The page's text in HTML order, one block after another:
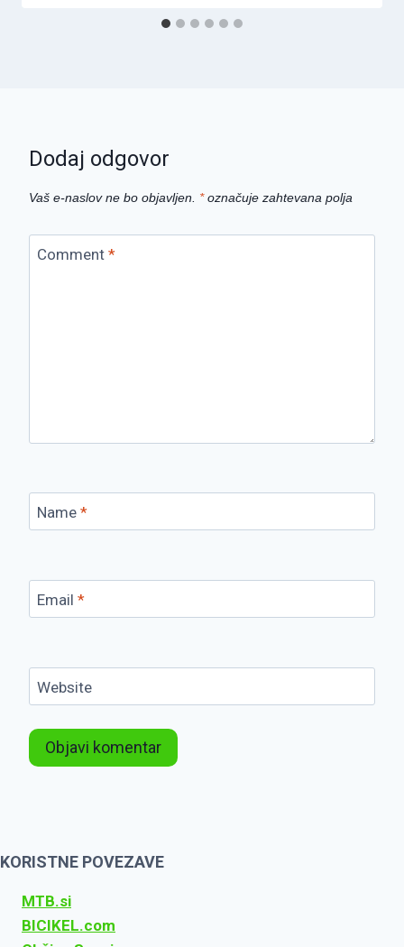
Dodaj odgovor
Vaš e-naslov ne bo objavljen. *označuje zahtevana polja
Comment *
Name *
Email *
Website
KORISTNE POVEZAVE
MTB.si
BICIKEL.com